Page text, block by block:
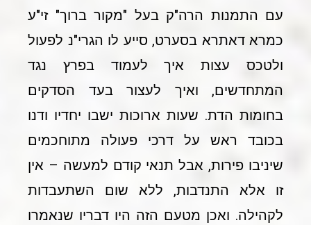
עם התמנות הרה"ק בעל "מקור ברוך" זי"ע
כמרא דאתרא בסערט, סייע לו הגרי"נ לפעול
ולטכס עצות איך לעמוד בפרץ נגד
המתחדשים, ואיך לעצור בעד הסדקים
בחומות הדת. שעות ארוכות ישבו יחדיו ודנו
בכובד ראש על דרכי פעולה מתוחכמים
שיניבו פירות, אבל תנאי קודם למעשה – אין
זו אלא התנדבות, ללא שום השתעבדות
לקהילה. ואכן מטעם הזה היו דבריו שנאמרו